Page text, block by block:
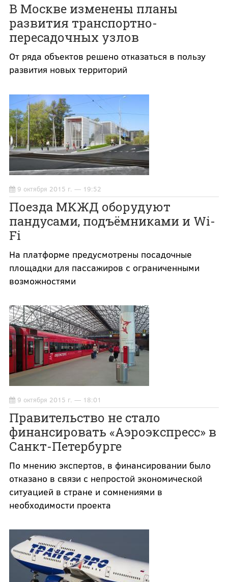
В Москве изменены планы
развития транспортно-
пересадочных узлов
От ряда объектов решено отказаться в пользу
развития новых территорий
9 октября 2015 г. — 19:52
Поезда МКЖД оборудуют
пандусами, подъёмниками и Wi-
Fi
На платформе предусмотрены посадочные
площадки для пассажиров с ограниченными
возможностями
9 октября 2015 г. — 18:01
Правительство не стало
финансировать «Аэроэкспресс» в
Санкт-Петербурге
По мнению экспертов, в финансировании было
отказано в связи с непростой экономической
ситуацией в стране и сомнениями в
необходимости проекта